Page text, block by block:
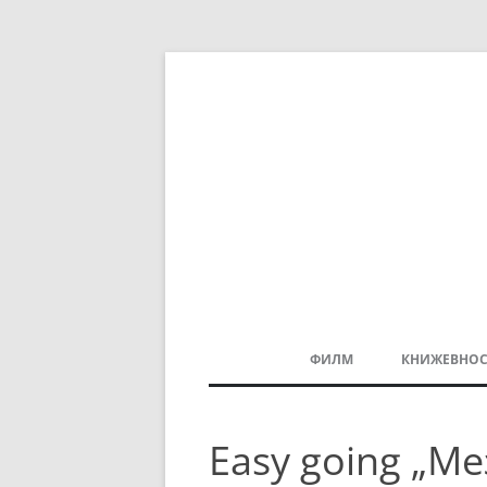
ФИЛМ
БАЛКАНСКИ ФИЛМ
Easy going